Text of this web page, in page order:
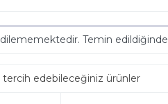
Temin edildiğinde
edebileceğiniz ürünler